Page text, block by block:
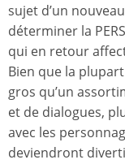
sujet d’un
déterminer la
qui en retour
Bien que la
gros qu’un
et de dialogues,
avec les
deviendront